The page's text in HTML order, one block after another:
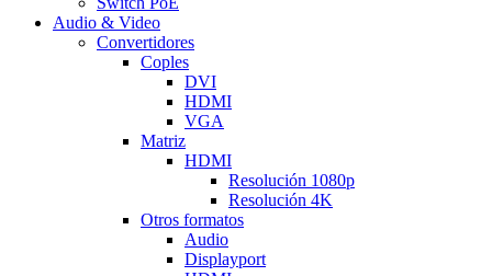
Audio & Video
Convertidores
Coples
DVI
HDMI
VGA
Matriz
HDMI
Resolución 1080p
Resolución 4K
Otros formatos
Audio
Displayport